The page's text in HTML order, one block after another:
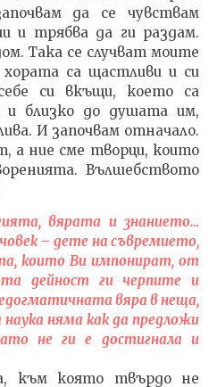
да се чувствам
и трябва да ги раздам.
Така се случват моите
са щастливи и си
си вкъщи, което са
и близко до душата им,
И започвам отначало.
а ние сме творци, които
Вълшебството
вярата и знанието…
– дете на съвремието,
които Ви импонират, от
дейност ги черпите и
вяра в неща,
няма как да предложи
не ги е достигнала и
към която твърдо не